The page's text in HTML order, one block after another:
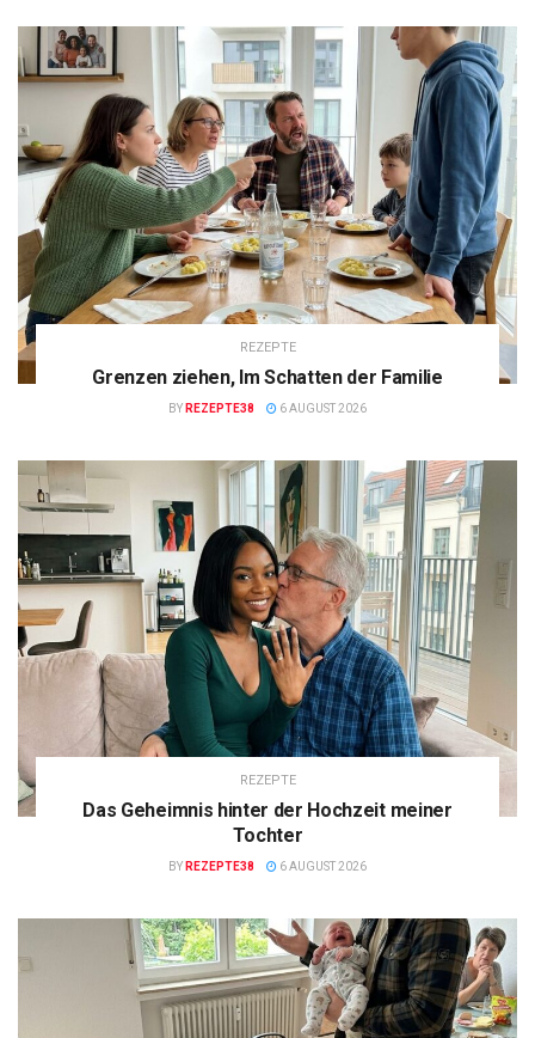
REZEPTE
Grenzen ziehen, Im Schatten der Familie
BY REZEPTE38 6 AUGUST 2026
REZEPTE
Das Geheimnis hinter der Hochzeit meiner
Tochter
BY REZEPTE38 6 AUGUST 2026